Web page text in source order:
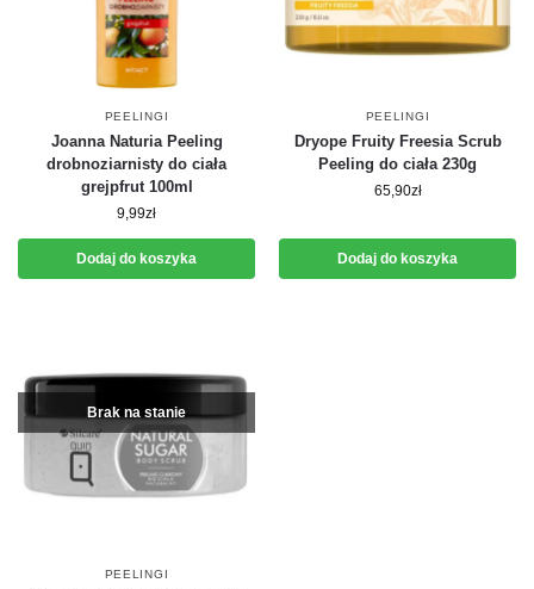
PEELINGI
Joanna Naturia Peeling
drobnoziarnisty do ciała
grejpfrut 100ml
9,99zł
Dodaj do koszyka
PEELINGI
Dryope Fruity Freesia Scrub
Peeling do ciała 230g
65,90zł
Dodaj do koszyka
Brak na stanie
PEELINGI